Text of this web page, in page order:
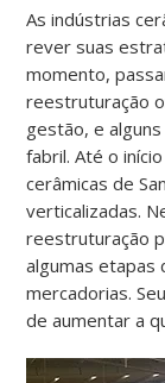
As indústrias
rever suas
momento,
reestruturação
gestão, e
fabril. Até o
cerâmicas de
verticalizadas.
reestruturação
algumas etapas
mercadorias.
de aumentar a